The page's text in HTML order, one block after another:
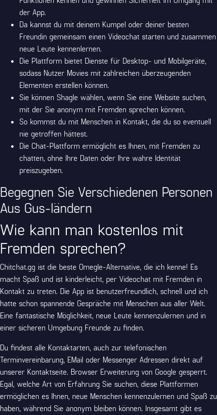
der App.
Da kannst du mit deinem Kumpel oder deiner besten
Freundin gemeinsam einen Videochat starten und zusammen
neue Leute kennenlernen.
Die Plattform bietet Dienste für Desktop- und Mobilgeräte,
sodass Nutzer Movies mit zahlreichen überzeugenden
Elementen erstellen können.
Sie können Shagle wählen, wenn Sie eine Website suchen,
mit der Sie anonym mit Fremden sprechen können.
So kommst du mit Menschen in Kontakt, die du so eventuell
nie getroffen hättest.
Die Chat-Plattform ermöglicht es Ihnen, mit Fremden zu
chatten, ohne Ihre Daten oder Ihre wahre Identität
preiszugeben.
Begegnen Sie Verschiedenen Personen
Aus Gus-ländern
Wie kann man kostenlos mit
Fremden sprechen?
Chitchat.gg ist die beste Omegle-Alternative, die ich kenne! Es
macht Spaß und ist kinderleicht, per Videochat mit Fremden in
Kontakt zu treten. Die App ist benutzerfreundlich, schnell und ich
hatte schon spannende Gespräche mit Menschen aus aller Welt.
Eine fantastische Möglichkeit, neue Leute kennenzulernen und in
einer sicheren Umgebung Freunde zu finden.
Du findest alle Kontaktarten, auch zur telefonischen
Terminvereinbarung, EMail oder Messenger Adressen direkt auf
unserer Kontaktseite. Browser Erweiterung von Google gesperrt.
Egal, welche Art von Erfahrung Sie suchen, diese Plattformen
ermöglichen es Ihnen, neue Menschen kennenzulernen und Spaß zu
haben, während Sie anonym bleiben können. Insgesamt gibt es